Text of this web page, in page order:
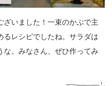
ざいました！一束のかぶで主
るレシピでしたね。サラダは
な。みなさん、ぜひ作ってみ